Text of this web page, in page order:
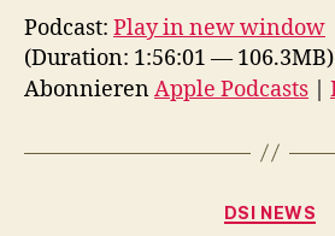
d
i
o
P
Podcast: Play in new window
(Duration: 1:56:01 — 106.3MB)
AbonnierenApple Podcasts |
DSI NEWS